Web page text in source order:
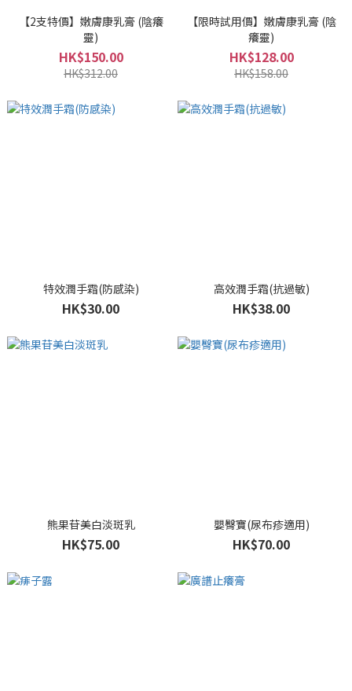
【2支特價】嫩膚康乳膏 (陰癢
靈)
HK$150.00
HK$312.00
【限時試用價】嫩膚康乳膏 (陰
癢靈)
HK$128.00
HK$158.00
特效潤手霜(防感染)
HK$30.00
高效潤手霜(抗過敏)
HK$38.00
熊果苷美白淡斑乳
HK$75.00
嬰臀寶(尿布疹適用)
HK$70.00